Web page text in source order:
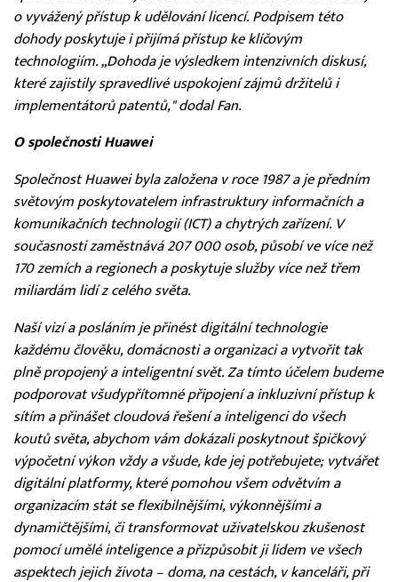
o vyvážený přístup k udělování licencí. Podpisem této
dohody poskytuje i přijímá přístup ke klíčovým
technologiím. „Dohoda je výsledkem intenzivních diskusí,
které zajistily spravedlivé uspokojení zájmů držitelů i
implementátorů patentů,"dodal Fan.
O společnosti Huawei
Společnost Huawei byla založena v roce 1987 a je předním
světovým poskytovatelem infrastruktury informačních a
komunikačních technologií (ICT) a chytrých zařízení. V
současnosti zaměstnává 207 000 osob, působí ve více než
170 zemích a regionech a poskytuje služby více než třem
miliardám lidí z celého světa.
Naší vizí a posláním je přinést digitální technologie
každému člověku, domácnosti a organizaci a vytvořit tak
plně propojený a inteligentní svět. Za tímto účelem budeme
podporovat všudypřítomné připojení a inkluzivní přístup k
sítím a přinášet cloudová řešení a inteligenci do všech
koutů světa, abychom vám dokázali poskytnout špičkový
výpočetní výkon vždy a všude, kde jej potřebujete; vytvářet
digitální platformy, které pomohou všem odvětvím a
organizacím stát se flexibilnějšími, výkonnějšími a
dynamičtějšími, či transformovat uživatelskou zkušenost
pomocí umělé inteligence a přizpůsobit ji lidem ve všech
aspektech jejich života – doma, na cestách, v kanceláři, při